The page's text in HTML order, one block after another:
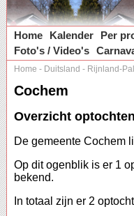
Home
Kalender Per
Foto's / Video's
Home - Duitsland - Rijnland-
Cochem
Overzicht optochten
De gemeente Cochem
Op dit ogenblik is er 1
bekend.
In totaal zijn er 2